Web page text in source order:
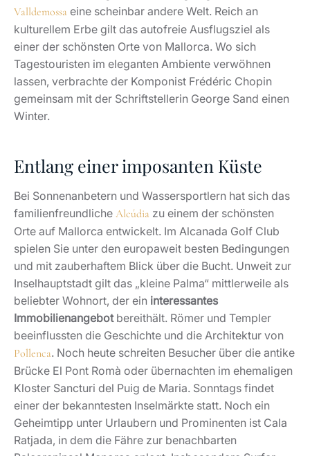
Valldemossa eine scheinbar andere Welt. Reich an
kulturellem Erbe gilt das autofreie Ausflugsziel als
einer der schönsten Orte von Mallorca. Wo sich
Tagestouristen im eleganten Ambiente verwöhnen
lassen, verbrachte der Komponist Frédéric Chopin
gemeinsam mit der Schriftstellerin George Sand einen
Winter.
Entlang einer imposanten Küste
Bei Sonnenanbetern und Wassersportlern hat sich das
familienfreundliche Alcúdia zu einem der schönsten
Orte auf Mallorca entwickelt. Im Alcanada Golf Club
spielen Sie unter den europaweit besten Bedingungen
und mit zauberhaftem Blick über die Bucht. Unweit zur
Inselhauptstadt gilt das „kleine Palma“ mittlerweile als
beliebter Wohnort, der ein interessantes
Immobilienangebotbereithält. Römer und Templer
beeinflussten die Geschichte und die Architektur von
Pollenca. Noch heute schreiten Besucher über die antike
Brücke El Pont Romà oder übernachten im ehemaligen
Kloster Sancturi del Puig de Maria. Sonntags findet
einer der bekanntesten Inselmärkte statt. Noch ein
Geheimtipp unter Urlaubern und Prominenten ist Cala
Ratjada, in dem die Fähre zur benachbarten